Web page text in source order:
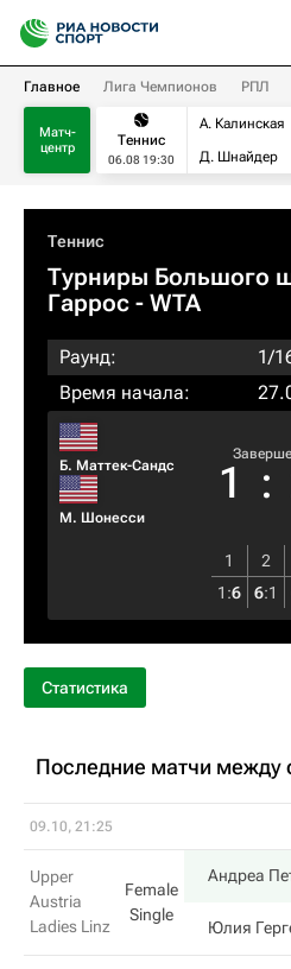
Главное Лига Чемпионов РПЛ
Матч-
центр
Теннис
06.08 19:30
А. Калинская
Д. Шнайдер
Теннис
Турниры Большого
Гаррос - WTA
Раунд:
1/
Время начала:
Б. Маттек-Сандс
М. Шонесси
1 :
1 2
1 :6 6:1
Статистика
Последние матчи между
09.10, 21:25
Upper
Austria
Ladies Linz
Female
Single
Андреа
Юлия